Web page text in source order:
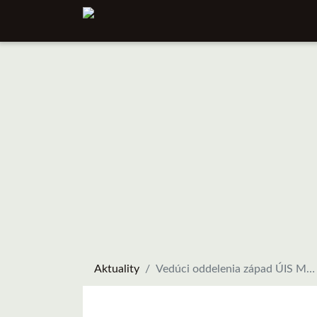
Aktuality Vedúci oddelenia západ ÚIS Miroslav KULICH pomáha zakrývať trestnú činnosť ČURILLOVCOV